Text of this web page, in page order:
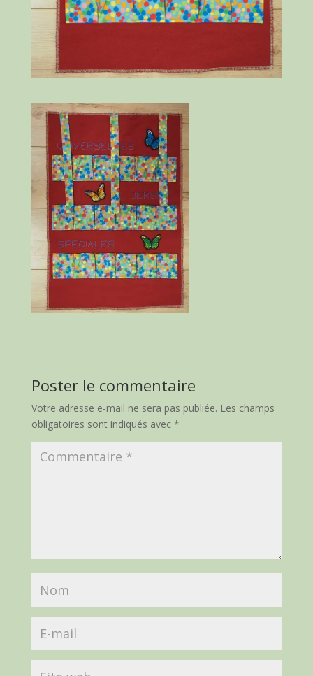
Poster le commentaire
Votre adresse e-mail ne sera pas publiée. Les champs
obligatoires sont indiqués avec *